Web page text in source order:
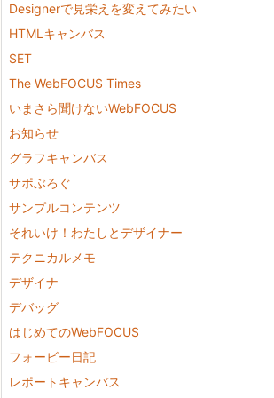
Designerで見栄えを変えてみたい
HTMLキャンバス
SET
The WebFOCUS Times
いまさら聞けないWebFOCUS
お知らせ
グラフキャンバス
サポぶろぐ
サンプルコンテンツ
それいけ！わたしとデザイナー
テクニカルメモ
デザイナ
デバッグ
はじめてのWebFOCUS
フォービー日記
レポートキャンバス